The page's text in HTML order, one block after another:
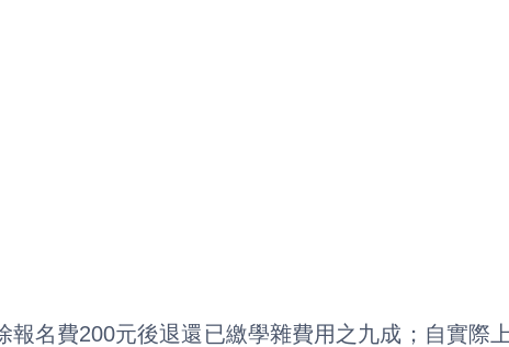
報名費200元後退還已繳學雜費用之九成；自實際